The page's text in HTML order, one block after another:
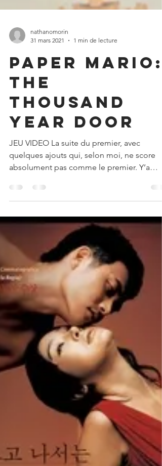
nathanomorin
31 mars 2021
1 min de lecture
Paper Mario:
The
Thousand
Year Door
JEU VIDEO La suite du premier, avec
quelques ajouts qui, selon moi, ne score
absolument pas comme le premier. Y’a
quelques innovations,...